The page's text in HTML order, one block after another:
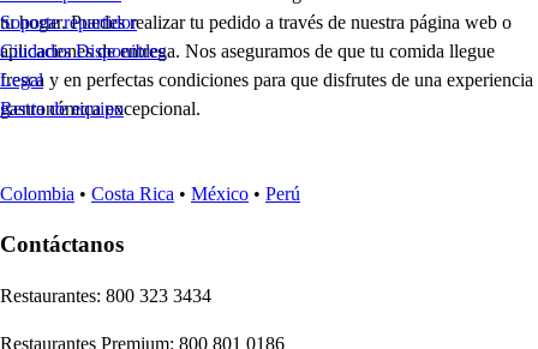
tu hogar. Puedes realizar tu pedido a través de nuestra página web o
aplicaciones de entrega. Nos aseguramos de que tu comida llegue
fresca y en perfectas condiciones para que disfrutes de una experiencia
gastronómica excepcional.
Soporte repartidor
Ciudades Disponibles
Legal
Renta de equipo
Colombia • Costa Rica • México • Perú
Contáctanos
Restaurantes: 800 323 3434
Restaurantes Premium: 800 801 0186